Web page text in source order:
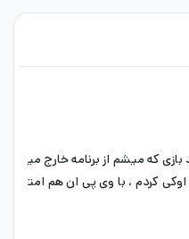
که میشم از برنامه خارج می
کردم ، با وی پی ان هم امت